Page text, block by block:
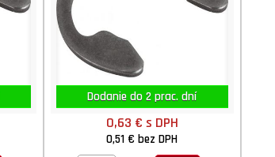
Dodanie do 2 prac. dní
0,63 € s DPH
0,51 €bez DPH